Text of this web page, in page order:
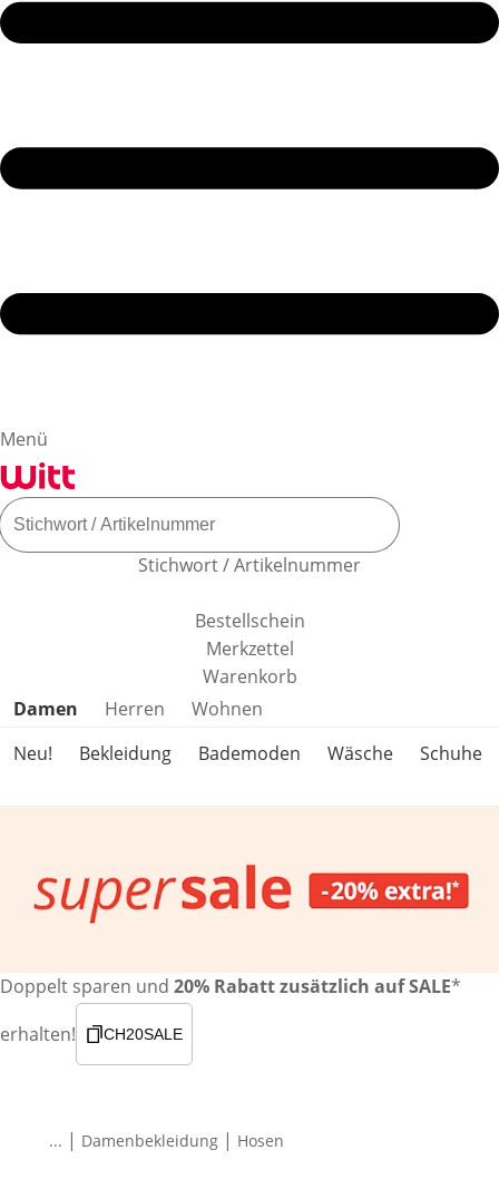
Menü
Stichwort / Artikelnummer
Bestellschein
Merkzettel
Warenkorb
Produktkategorien überspringen
Damen Herren
Wohnen
Neu!
Bekleidung Bademoden Wäsche Schuhe
Doppelt sparen und 20% Rabatt zusätzlich auf SALE*
erhalten!
CH20SALE
... | Damenbekleidung | Hosen